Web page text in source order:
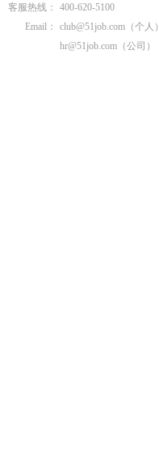
客服热线：
400-620-5100
Email：
club@51job.com （个人）
hr@51job.com （公司）